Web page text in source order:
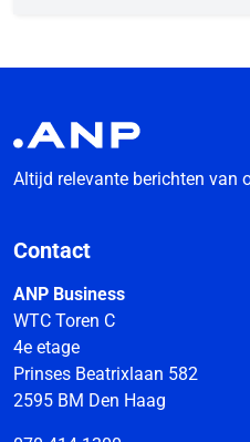
Altijd relevante berichten van
Contact
ANP Business
WTC Toren C
4e etage
Prinses Beatrixlaan 582
2595 BM Den Haag